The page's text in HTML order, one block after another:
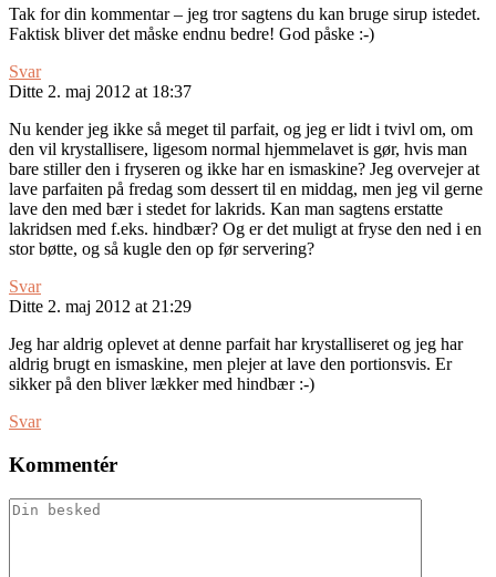
Tak for din kommentar – jeg tror sagtens du kan bruge sirup istedet.
Faktisk bliver det måske endnu bedre! God påske :-)
Svar
Ditte 2. maj 2012 at 18:37
Nu kender jeg ikke så meget til parfait, og jeg er lidt i tvivl om, om
den vil krystallisere, ligesom normal hjemmelavet is gør, hvis man
bare stiller den i fryseren og ikke har en ismaskine? Jeg overvejer at
lave parfaiten på fredag som dessert til en middag, men jeg vil gerne
lave den med bær i stedet for lakrids. Kan man sagtens erstatte
lakridsen med f.eks. hindbær? Og er det muligt at fryse den ned i en
stor bøtte, og så kugle den op før servering?
Svar
Ditte 2. maj 2012 at 21:29
Jeg har aldrig oplevet at denne parfait har krystalliseret og jeg har
aldrig brugt en ismaskine, men plejer at lave den portionsvis. Er
sikker på den bliver lækker med hindbær :-)
Svar
Kommentér